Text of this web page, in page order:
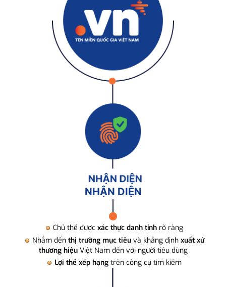
NHẬN DIỆN
Chủ thể được xác thực danh tính rõ ràng
Nhắm đến thị trường mục tiêuvà khẳng định xuất xứ
thương hiệuViệt Nam đến với người tiêu dùng
Lợi thế xếp hạng trên công cụ tìm kiếm